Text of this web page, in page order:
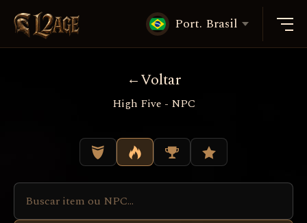
Port. Brasil
Voltar
High Five - NPC